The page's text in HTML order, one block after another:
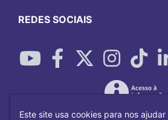
REDES SOCIAIS
Este site usa cookies para nos